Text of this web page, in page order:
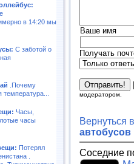
в 14:20 мы
С заботой о
.Почему
Часы,
часы
Потерял
.
Ваше имя
Получать
модератором.
Вернуться
автобусов
Соседние